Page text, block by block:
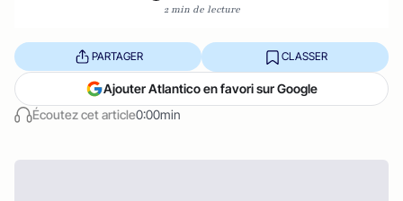
2 min de lecture
Écoutez cet article0:00min
PARTAGER CLASSER
Ajouter Atlantico en favori sur Google